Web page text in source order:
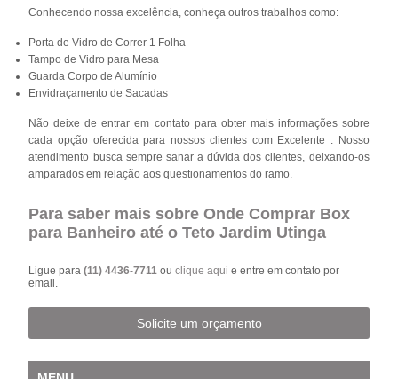
Conhecendo nossa excelência, conheça outros trabalhos como:
Porta de Vidro de Correr 1 Folha
Tampo de Vidro para Mesa
Guarda Corpo de Alumínio
Envidraçamento de Sacadas
Não deixe de entrar em contato para obter mais informações sobre
cada opção oferecida para nossos clientes com Excelente . Nosso
atendimento busca sempre sanar a dúvida dos clientes, deixando-os
amparados em relação aos questionamentos do ramo.
Para saber mais sobre Onde Comprar Box
para Banheiro até o Teto Jardim Utinga
Ligue para(11) 4436-7711ouclique aqui e entre em contato por
email.
Solicite um orçamento